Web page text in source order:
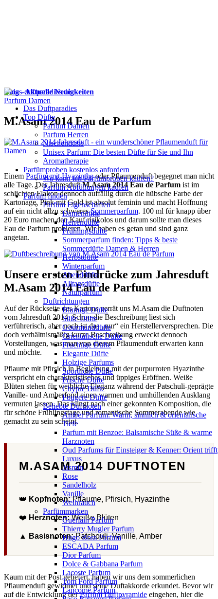
Das Duftparadies
Top Düfte
Parfum Damen
Parfum Herren
Nischendüfte
Unisex Parfum: Die besten Düfte für Sie und Ihn
Aromatherapie
Parfümproben kostenlos anfordern
Wo kann ich Parfümproben kaufen?
Parfüm Abfüllungen kaufen
Parfum finden
Parfüm Eigenschaften
Damendüfte
Herrendüfte
Frühlingsdüfte
Sommerparfum finden: Tipps & beste
Sommerdüfte Damen & Herren
Herbstdüfte
Winterparfum
Abenddüfte
Alltagsdüfte
Naturparfüm
Duftrichtungen
Blumige Düfte
Süße Düfte
Gourmanddüfte
Orientalische Düfte
Fruchtige Düfte
Elegante Düfte
Holzige Parfums
Sportliche Düfte
Frische Düfte
Chypre Düfte
Fougere Düfte
Beliebte Duftnoten
Amber Parfum: Warm, sinnlich & orientalische
Tiefe
Parfum mit Benzoe: Balsamische Süße & warme
Harznoten
Oud Parfums für Einsteiger & Kenner: Orient trifft
Luxus
Jasmin
Rose
Sandelholz
Vanille
Weihrauch
Parfümmarken
Guerlain Parfum
Thierry Mugler Parfum
Hugo Boss Parfum
ESCADA Parfum
Dior Parfum
Dolce & Gabbana Parfum
Lacoste Parfum
Tom Ford Parfüm
Lancome Parfum
Blog - Aktuelle Neuigkeiten
Parfum Damen
M.Asam 2014 Eau de Parfum
EinemParfüm mit Hyazintheoder Pflaumenduft begegnet man nicht
alle Tage. Der JahresduftM.Asam 2014 Eau de Parfum ist im
schlichten Flakon dennoch auffällig durch die hübsche Farbe der
Kartonage. Pink mit Gold ist absolut feminin und macht Hoffnung
auf ein nicht allzu schweresSommerparfum. 100 ml für knapp über
20 Euro machen den Kauf risikolos und darum sollte man dieses
Eau de Parfum probieren. Wir haben es getan und sind ganz
angetan.
Unsere ersten Eindrücke zum Jahresduft
M.Asam 2014 Eau de Parfum
Auf der Rückseite des Kartons verrät uns M.Asam die Duftnoten
vom Jahresduft 2014. Schon die Beschreibung liest sich
verführerisch, aber noch ist das „nur“ ein Herstellerversprechen. Die
doch verhältnismäßig kurze Beschreibung erweckt dennoch
Vorstellungen, was man von diesem Pflaumenduft erwarten kann
und möchte.
Pflaume mit Pfirsich in Begleitung mit der purpurroten Hyazinthe
verspricht ein charakteristisches und üppiges Eröffnen. Weiße
Blüten stehen für weibliche Eleganz während der Patschuli-geprägte
Vanille- und Amberfond einen warmen und umhüllenden Ausklang
vermuten lassen. Das klingt nach einer gekonnten Komposition, die
für schöne Frühlingstage und romantische Sommerabende wie
gemacht zu sein scheint.
M.ASAM 2014 DUFTNOTEN
👑 Kopfnoten:Pflaume, Pfirsich, Hyazinthe
❤️ Herznoten:Weiße Blüten
▲ Basisnoten:Patchouli, Vanille, Amber
Kaum mit der Post geliefert, haben wir uns dem sommerlichen
Pflaumenduft gewidmet und seine Duftakkorde erkundet. Bevor wir
auf die Entwicklung derParfüm Duftpyramide eingehen, hier die